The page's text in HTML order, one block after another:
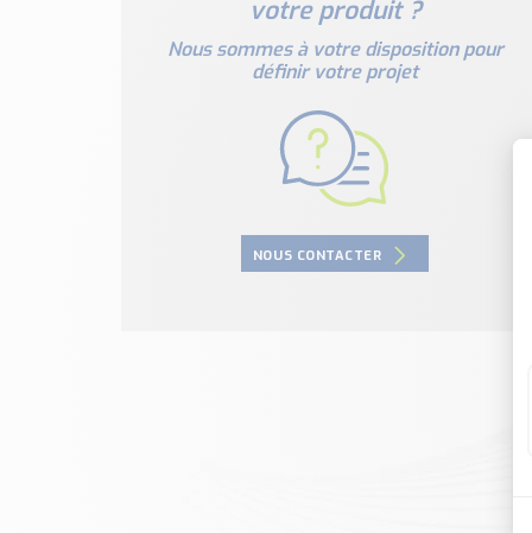
votre produit ?
Nous sommes à votre disposition pour
définir votre projet
NOUS CONTACTER